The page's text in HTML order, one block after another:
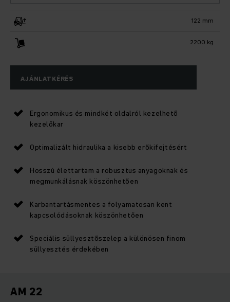
122 mm
2200 kg
AJÁNLATKÉRÉS
Ergonomikus és mindkét oldalról kezelhető
kezelőkar
Optimalizált hidraulika a kisebb erőkifejtésért
Hosszú élettartam a robusztus anyagoknak és
megmunkálásnak köszönhetően
Karbantartásmentes a folyamatosan kent
kapcsolódásoknak köszönhetően
Speciális süllyesztőszelep a különösen finom
süllyesztés érdekében
AM 22